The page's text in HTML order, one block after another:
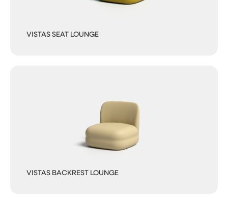
VISTAS SEAT LOUNGE
VISTAS BACKREST LOUNGE